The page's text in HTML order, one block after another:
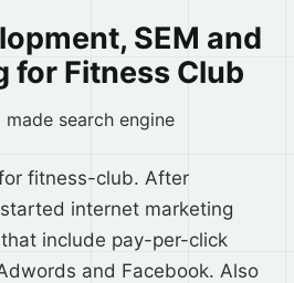
SEM and
for Fitness Club
search engine
fitness-club. After
internet marketing
include pay-per-click
and Facebook. Also